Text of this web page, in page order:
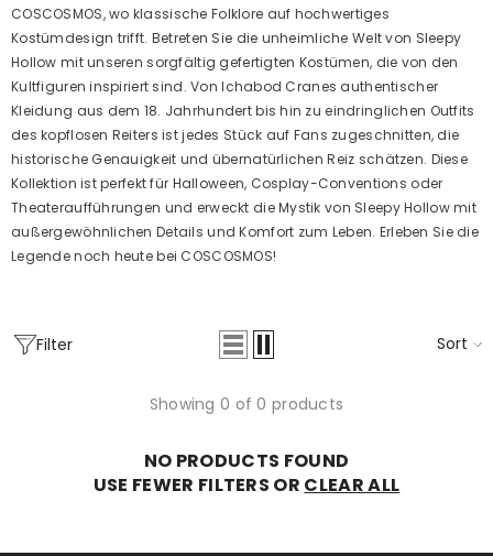
COSCOSMOS, wo klassische Folklore auf hochwertiges
Kostümdesign trifft. Betreten Sie die unheimliche Welt von Sleepy
Hollow mit unseren sorgfältig gefertigten Kostümen, die von den
Kultfiguren inspiriert sind. Von Ichabod Cranes authentischer
Kleidung aus dem 18. Jahrhundert bis hin zu eindringlichen Outfits
des kopflosen Reiters ist jedes Stück auf Fans zugeschnitten, die
historische Genauigkeit und übernatürlichen Reiz schätzen. Diese
Kollektion ist perfekt für Halloween, Cosplay-Conventions oder
Theateraufführungen und erweckt die Mystik von Sleepy Hollow mit
außergewöhnlichen Details und Komfort zum Leben. Erleben Sie die
Legende noch heute bei COSCOSMOS!
Filter Sort
Showing 0 of 0 products
NO PRODUCTS FOUND
USE FEWER FILTERS OR CLEAR ALL